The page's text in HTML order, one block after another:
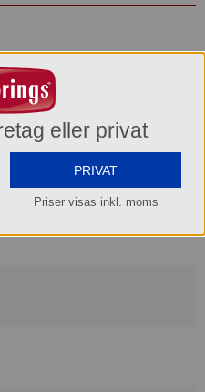
service/contact/
eller privat
PRIVAT
Priser visas inkl. moms